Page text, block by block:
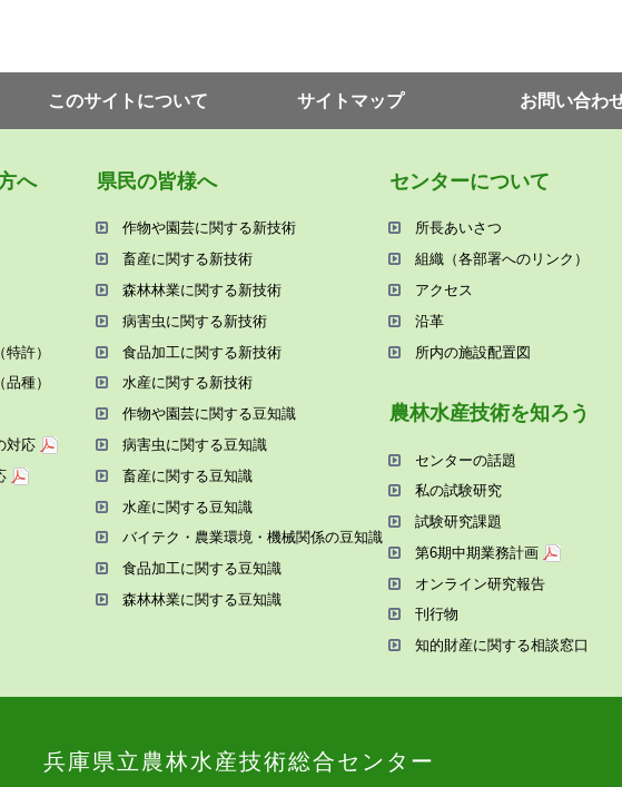
このサイトについて サイトマップ お問い合わ
へ
許）
種）
対応
県⺠の皆様へ
作物や園芸に関する新技術
畜産に関する新技術
森林林業に関する新技術
病害⾍に関する新技術
⾷品加⼯に関する新技術
⽔産に関する新技術
作物や園芸に関する⾖知識
病害⾍に関する⾖知識
畜産に関する⾖知識
⽔産に関する⾖知識
バイテク・農業環境・機械関係の⾖知識
⾷品加⼯に関する⾖知識
森林林業に関する⾖知識
センターについて
所⻑あいさつ
組織（各部署へのリンク）
アクセス
沿⾰
所内の施設配置図
農林⽔産技術を知ろう
センターの話題
私の試験研究
試験研究課題
第6期中期業務計画
オンライン研究報告
刊⾏物
知的財産に関する相談窓⼝
兵庫県⽴農林⽔産技術総合センター